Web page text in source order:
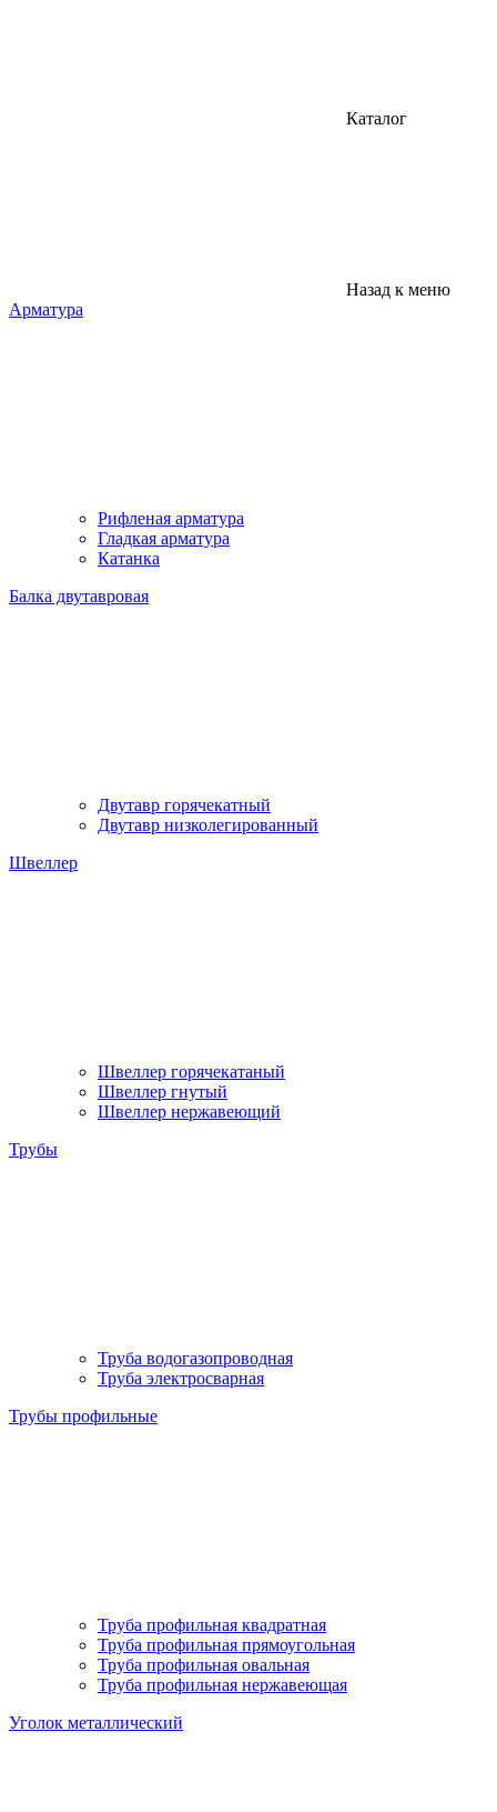
Каталог
Назад к меню
Арматура
Рифленая арматура
Гладкая арматура
Катанка
Балка двутавровая
Двутавр горячекатный
Двутавр низколегированный
Швеллер
Швеллер горячекатаный
Швеллер гнутый
Швеллер нержавеющий
Трубы
Труба водогазопроводная
Труба электросварная
Трубы профильные
Труба профильная квадратная
Труба профильная прямоугольная
Труба профильная овальная
Труба профильная нержавеющая
Уголок металлический